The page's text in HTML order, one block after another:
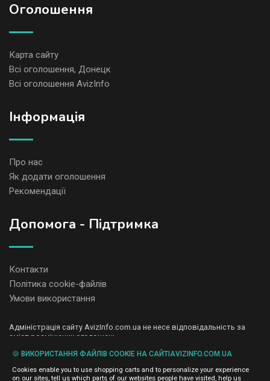
Оголошення
Карта сайту
Всі оголошення, Донецк
Всі оголошення AvizInfo
Iнформація
Про нас
Як додати оголошення
Рекомендації
Допомога - Підтримка
Контакти
Політика cookie-файлів
Умови використання
Адміністрація сайту AvizInfo.com.ua не несе відповідальність за
зміст розміщених оголошень.
і не продаємо особисту інформацію зареєстрованих користувачів
AvizInfo.com.ua третім особам. Ми не відповідаємо за правила
конфіденційності сайтів на які посилається AvizInfo.com.ua. На
🍪 ВИКОРИСТАННЯ ФАЙЛІВ COOKIE НА САЙТІAVIZINFO.COM.UA
Cookies enable you to use shopping carts and to personalize your experience
on our sites, tell us which parts of our websites people have visited, help us